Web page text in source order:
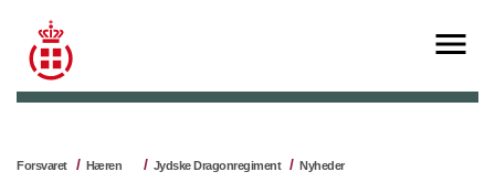
Forsvaret Hæren Jydske Dragonregiment Nyheder